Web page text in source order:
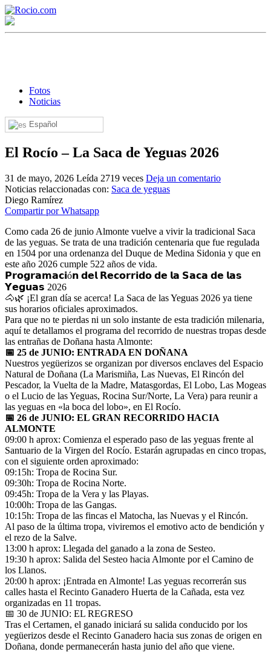
Fotos
Noticias
Español
El Rocío – La Saca de Yeguas 2026
31 de mayo, 2026 Leída 2719 veces Deja un comentario
Noticias relaccionadas con: Saca de yeguas
Diego Ramírez
Compartir por Whatsapp
Como cada 26 de junio Almonte vuelve a vivir la tradicional Saca
de las yeguas. Se trata de una tradición centenaria que fue regulada
en 1504 por una ordenanza del Duque de Medina Sidonia y que en
este año 2026 cumple 522 años de vida.
𝗣𝗿𝗼𝗴𝗿𝗮𝗺𝗮𝗰𝗶ó𝗻 𝗱𝗲𝗹 𝗥𝗲𝗰𝗼𝗿𝗿𝗶𝗱𝗼 𝗱𝗲 𝗹𝗮 𝗦𝗮𝗰𝗮 𝗱𝗲 𝗹𝗮𝘀
𝗬𝗲𝗴𝘂𝗮𝘀 2026
🐴🌿 ¡El gran día se acerca! La Saca de las Yeguas 2026 ya tiene
sus horarios oficiales aproximados.
Para que no te pierdas ni un solo instante de esta tradición milenaria,
aquí te detallamos el programa del recorrido de nuestras tropas desde
las entrañas de Doñana hasta Almonte:
📅 25 de JUNIO: ENTRADA EN DOÑANA
Nuestros yegüerizos se organizan por diversos enclaves del Espacio
Natural de Doñana (La Marismiña, Las Nuevas, El Rincón del
Pescador, la Vuelta de la Madre, Matasgordas, El Lobo, Las Mogeas
o el Lucio de las Yeguas, Rocina Sur/Norte, La Vera) para reunir a
las yeguas en «la boca del lobo», en El Rocío.
📅 26 de JUNIO: EL GRAN RECORRIDO HACIA
ALMONTE
09:00 h aprox: Comienza el esperado paso de las yeguas frente al
Santuario de la Virgen del Rocío. Estarán agrupadas en cinco tropas,
con el siguiente orden aproximado:
09:15h: Tropa de Rocina Sur.
09:30h: Tropa de Rocina Norte.
09:45h: Tropa de la Vera y las Playas.
10:00h: Tropa de las Gangas.
10:15h: Tropa de las fincas el Matocha, las Nuevas y el Rincón.
Al paso de la última tropa, viviremos el emotivo acto de bendición y
el rezo de la Salve.
13:00 h aprox: Llegada del ganado a la zona de Sesteo.
19:30 h aprox: Salida del Sesteo hacia Almonte por el Camino de
los Llanos.
20:00 h aprox: ¡Entrada en Almonte! Las yeguas recorrerán sus
calles hasta el Recinto Ganadero Huerta de la Cañada, esta vez
organizadas en 11 tropas.
📅 30 de JUNIO: EL REGRESO
Tras el Certamen, el ganado iniciará su salida conducido por los
yegüerizos desde el Recinto Ganadero hacia sus zonas de origen en
Doñana, donde permanecerán hasta junio del año que viene.
¡Bienvenido! Soy el asistente virtual de rocio.com.
¿En qué puedo ayudarte?
Historia de la Virgen del Rocío
¿Cuándo es la romería del Rocío?
¿Cuántas hermandades participan en la romería?
¿Cuándo se construyó la primera ermita?
El traslado cada siete años
¿Cuales son los actos principales que se celebran en el
Rocío?
Quiero hacer el camino,¿que tengo que hacer?
En el Rocío, ¿dónde me alojo?